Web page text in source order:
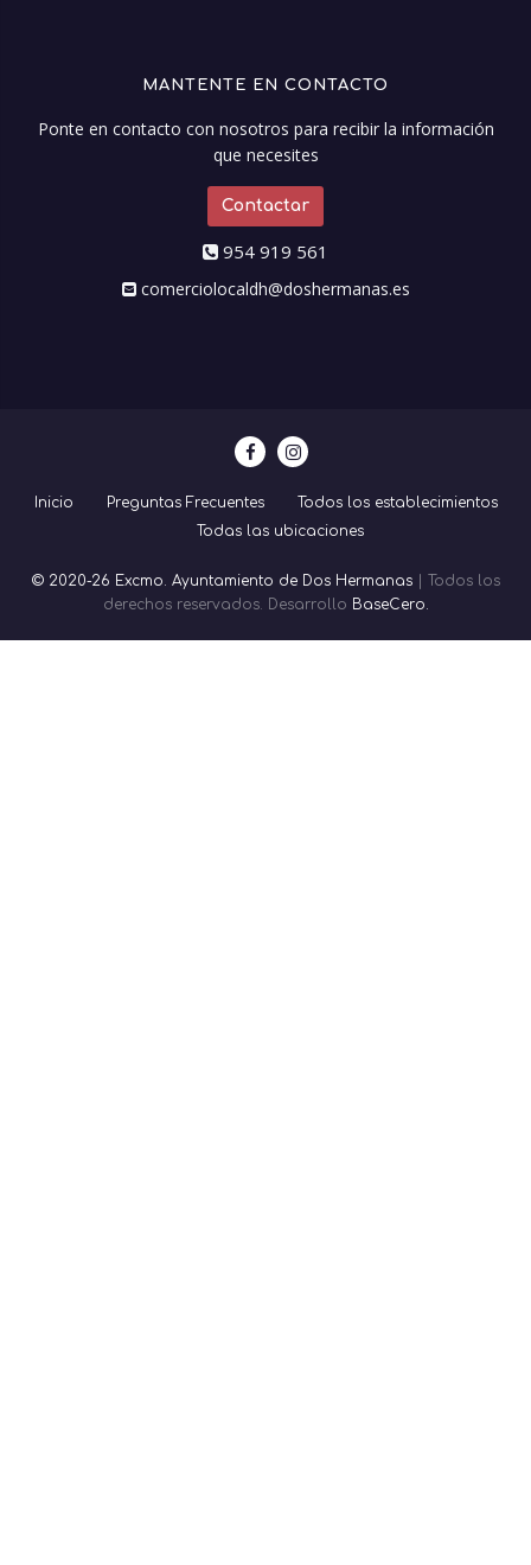
MANTENTE EN CONTACTO
Ponte en contacto con nosotros para recibir la información
que necesites
Contactar
954 919 561
comerciolocaldh@doshermanas.es
Inicio Preguntas Frecuentes
Todos los establecimientos
Todas las ubicaciones
© 2020-26 Excmo. Ayuntamiento de Dos Hermanas| Todos los
derechos reservados. Desarrollo BaseCero.